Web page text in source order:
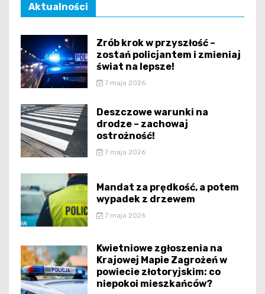
Aktualności
Zrób krok w przyszłość –
zostań policjantem i zmieniaj
świat na lepsze!
7 maja 2026
Deszczowe warunki na
drodze – zachowaj
ostrożność!
7 maja 2026
Mandat za prędkość, a potem
wypadek z drzewem
7 maja 2026
Kwietniowe zgłoszenia na
Krajowej Mapie Zagrożeń w
powiecie złotoryjskim: co
niepokoi mieszkańców?